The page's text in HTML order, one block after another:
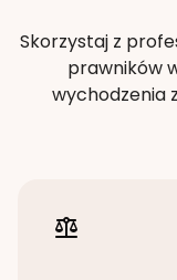
Skorzystaj z
prawników
wychodzenia